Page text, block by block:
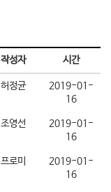
o
작성자 시간
허정균
2019-01-
16
조영선
2019-01-
16
프로미
2019-01-
16